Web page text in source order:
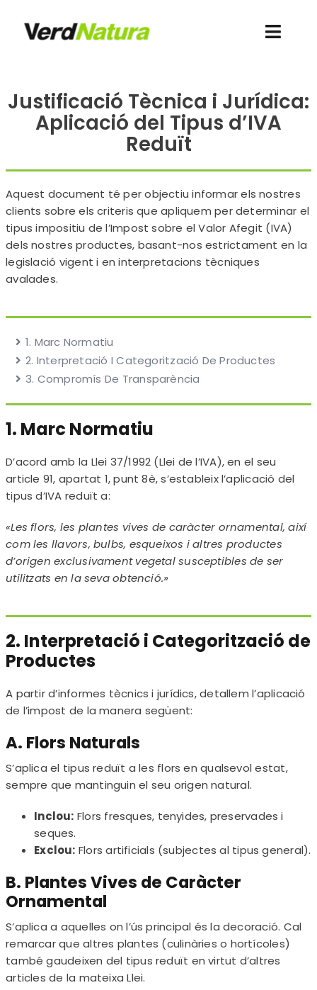
content
Vull comprar
Agenda
Contacte
Justificació Tècnica i Jurídica:
Aplicació del Tipus d’IVA
Reduït
Aquest document té per objectiu informar els nostres
clients sobre els criteris que apliquem per determinar el
tipus impositiu de l’Impost sobre el Valor Afegit (IVA)
dels nostres productes, basant-nos estrictament en la
legislació vigent i en interpretacions tècniques
avalades.
1. Marc Normatiu
2. Interpretació I Categorització De Productes
3. Compromís De Transparència
1. Marc Normatiu
D’acord amb la Llei 37/1992 (Llei de l’IVA), en el seu
article 91, apartat 1, punt 8è, s’estableix l’aplicació del
tipus d’IVA reduït a:
«Les flors, les plantes vives de caràcter ornamental, així
com les llavors, bulbs, esqueixos i altres productes
d’origen exclusivament vegetal susceptibles de ser
utilitzats en la seva obtenció.»
2. Interpretació i Categorització de
Productes
A partir d’informes tècnics i jurídics, detallem l’aplicació
de l’impost de la manera següent:
A. Flors Naturals
S’aplica el tipus reduït a les flors en qualsevol estat,
sempre que mantinguin el seu origen natural.
Inclou: Flors fresques, tenyides, preservades i
seques.
Exclou: Flors artificials (subjectes al tipus general).
B. Plantes Vives de Caràcter
Ornamental
S’aplica a aquelles on l’ús principal és la decoració. Cal
remarcar que altres plantes (culinàries o hortícoles)
també gaudeixen del tipus reduït en virtut d’altres
articles de la mateixa Llei.